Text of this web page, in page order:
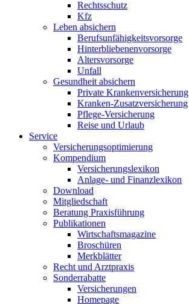
Rechtsschutz
Kfz
Leben absichern
Berufsunfähigkeitsvorsorge
Hinterbliebenenvorsorge
Altersvorsorge
Unfall
Gesundheit absichern
Private Krankenversicherung
Kranken-Zusatzversicherung
Pflege-Versicherung
Reise und Urlaub
Service
Versicherungsoptimierung
Kompendium
Versicherungslexikon
Anlage- und Finanzlexikon
Download
Mitgliedschaft
Beratung Praxisführung
Publikationen
Wirtschaftsmagazine
Broschüren
Merkblätter
Recht und Arztpraxis
Sonderrabatte
Versicherungen
Homepage